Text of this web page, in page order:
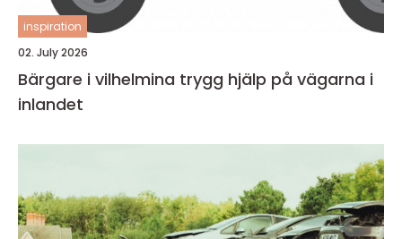
inspiration
02. July 2026
Bärgare i vilhelmina trygg hjälp på vägarna i
inlandet